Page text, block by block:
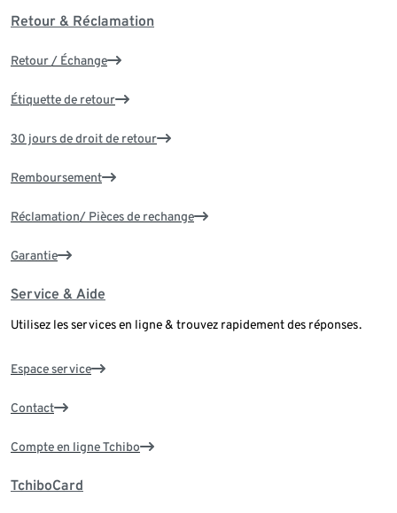
Retour & Réclamation
Retour / Échange
Étiquette de retour
30 jours de droit de retour
Remboursement
Réclamation/ Pièces de rechange
Garantie
Service & Aide
Utilisez les services en ligne & trouvez rapidement des réponses.
Espace service
Contact
Compte en ligne Tchibo
TchiboCard